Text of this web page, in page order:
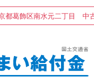
都葛飾区南水元二丁目 中